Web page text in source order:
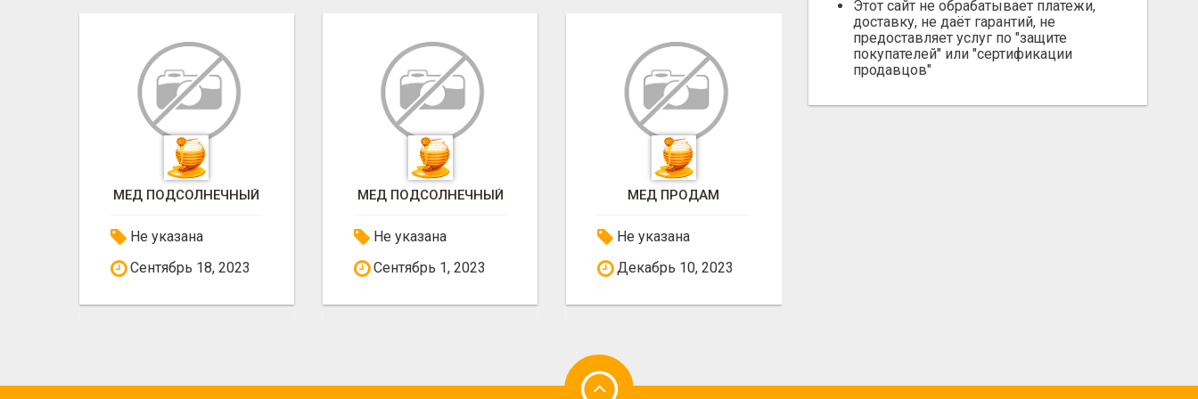
МЕД ПОДСОЛНЕЧНЫЙ
Не указана
Сентябрь 18, 2023
МЕД ПОДСОЛНЕЧНЫЙ
Не указана
Сентябрь 1, 2023
МЕД ПРОДАМ
Не указана
Декабрь 10, 2023
Этот сайт не обрабатывает платежи,
доставку, не даёт гарантий, не
предоставляет услуг по "защите
покупателей" или "сертификации
продавцов"